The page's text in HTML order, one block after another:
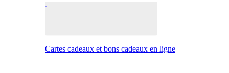
Cartes cadeaux et bons cadeaux en ligne